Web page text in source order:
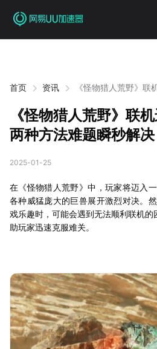
首页 资讯
《怪物猎人荒野》联
《怪物猎人荒野》联
两种方法难题瞬秒解决
2025-01-25
在《怪物猎人荒野》中，玩家将迈入
各种威猛庞大的巨兽展开激烈对决。
戏乐趣时，可能会遇到无法顺利联机
助玩家迅速克服难关。